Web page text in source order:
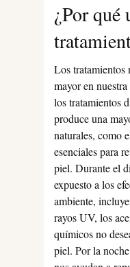
¿Por qué
Los tratamientos
mayor en
los tratamientos
produce una
naturales, como
esenciales para
piel. Durante el
expuesto a los
ambiente,
rayos UV, los
químicos no
piel. Por la